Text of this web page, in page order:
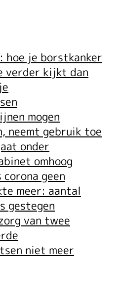
hoe je borstkanker
verder kijkt dan
mogen
neemt gebruik toe
onder
omhoog
geen
meer: aantal
gestegen
van twee
niet meer